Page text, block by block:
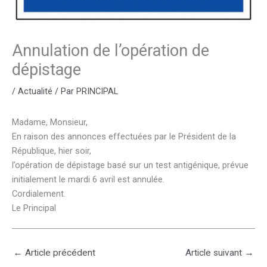
Annulation de l’opération de
dépistage
/ Actualité / Par PRINCIPAL
Madame, Monsieur,
En raison des annonces effectuées par le Président de la
République, hier soir,
l’opération de dépistage basé sur un test antigénique, prévue
initialement le mardi 6 avril est annulée.
Cordialement.
Le Principal
← Article précédent Article suivant →